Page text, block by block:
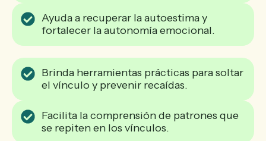
Ayuda a recuperar la autoestima y
fortalecer la autonomía emocional.
Brinda herramientas prácticas para soltar
el vínculo y prevenir recaídas.
Facilita la comprensión de patrones que
se repiten en los vínculos.